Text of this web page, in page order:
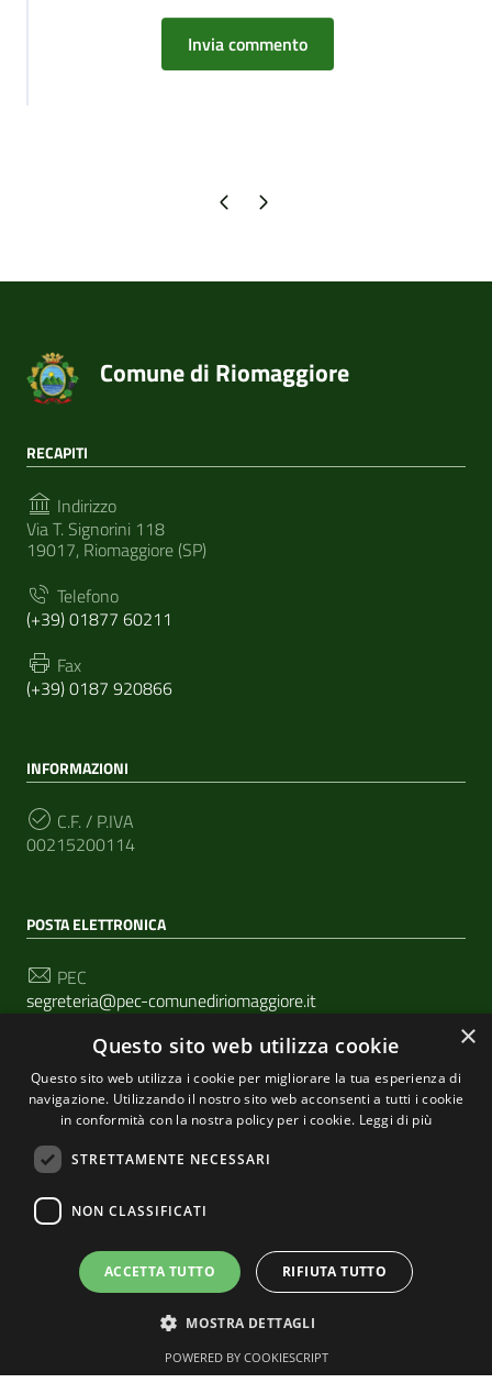
Pagina precedente
Pagina successiva
Comune di Riomaggiore
RECAPITI
Indirizzo
Via T. Signorini 118
19017, Riomaggiore (SP)
Telefono
(+39) 01877 60211
Fax
(+39) 0187 920866
INFORMAZIONI
C.F. / P.IVA
00215200114
POSTA ELETTRONICA
PEC
segreteria@pec-comunediriomaggiore.it
Email
urp@comune.riomaggiore.sp.it
SEGUICI SU
Sezione Link Utili
| Cookie policy | Realizzato con WordPress
Tema grafico ItaliaWP2 | Basato sul Prototipo per siti
×
Questo sito web utilizza cookie
Questo sito web utilizza i cookie per migliorare la tua esperienza di
navigazione. Utilizzando il nostro sito web acconsenti a tutti i cookie
in conformità con la nostra policy per i cookie. Leggi di più
STRETTAMENTE NECESSARI
NON CLASSIFICATI
ACCETTA TUTTO RIFIUTA TUTTO
MOSTRA DETTAGLI
POWERED BY COOKIESCRIPT